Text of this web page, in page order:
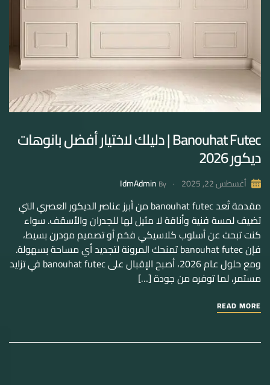
Banouhat Futec | دليلك لاختيار أفضل بانوهات
ديكور 2026
أغسطس 22, 2025 By
IdmAdmin
مقدمة تُعد banouhat futec من أبرز عناصر الديكور العصري التي
تضيف لمسة فنية وأناقة لا مثيل لها للجدران والأسقف. سواء
كنت تبحث عن أسلوب كلاسيكي فخم أو تصميم مودرن بسيط،
فإن banouhat futec تمنحك المرونة لتجديد أي مساحة بسهولة.
ومع حلول عام 2026، أصبح الإقبال على banouhat futec في تزايد
مستمر، لما توفره من جودة […]
READ MORE